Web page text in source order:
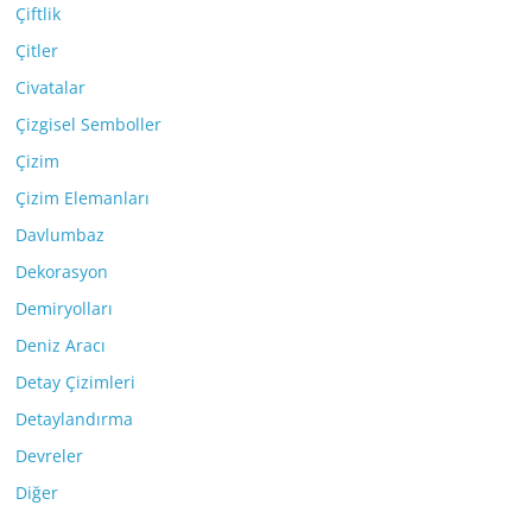
Çiftlik
Çitler
Civatalar
Çizgisel Semboller
Çizim
Çizim Elemanları
Davlumbaz
Dekorasyon
Demiryolları
Deniz Aracı
Detay Çizimleri
Detaylandırma
Devreler
Diğer